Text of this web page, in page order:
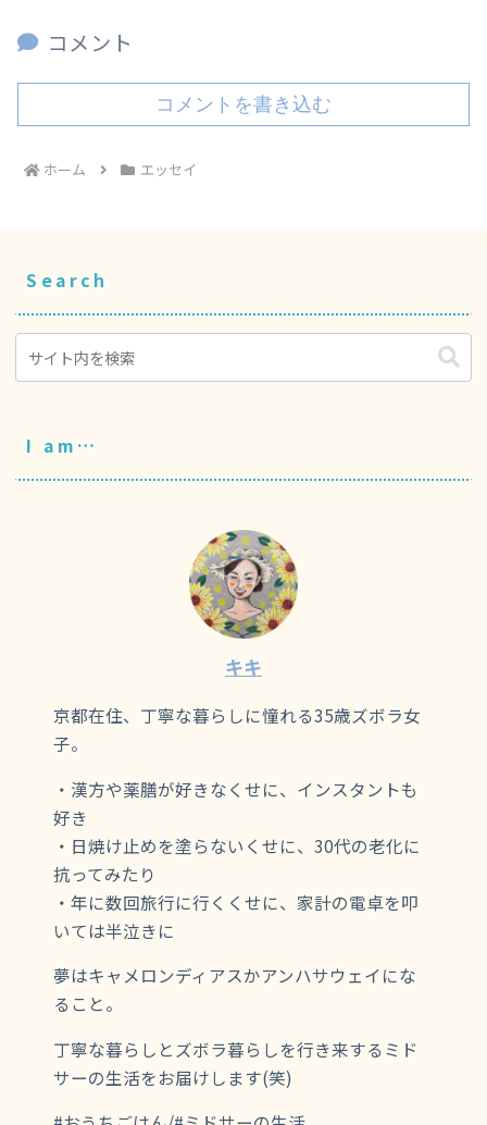
コメント
コメントを書き込む
ホーム エッセイ
Search
I am…
キキ
京都在住、丁寧な暮らしに憧れる35歳ズボラ女
子。
・漢方や薬膳が好きなくせに、インスタントも
好き
・日焼け止めを塗らないくせに、30代の老化に
抗ってみたり
・年に数回旅行に行くくせに、家計の電卓を叩
いては半泣きに
夢はキャメロンディアスかアンハサウェイにな
ること。
丁寧な暮らしとズボラ暮らしを行き来するミド
サーの生活をお届けします(笑)